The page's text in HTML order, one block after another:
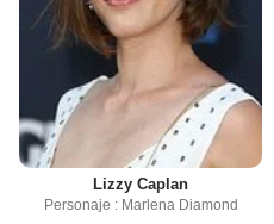
Lizzy Caplan
Personaje : Marlena Diamond